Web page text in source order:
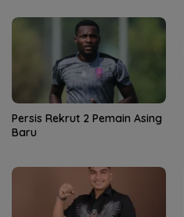
Persis Rekrut 2 Pemain Asing
Baru